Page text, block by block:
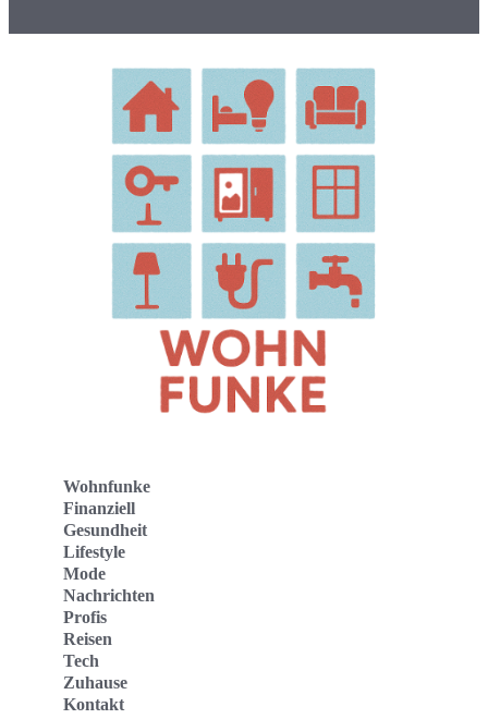
Wohnfunke
Finanziell
Gesundheit
Lifestyle
Mode
Nachrichten
Profis
Reisen
Tech
Zuhause
Kontakt